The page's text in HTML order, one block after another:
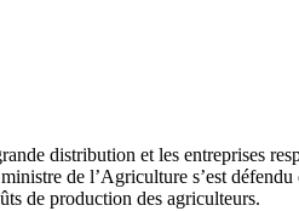
de l’Agriculture s’est
de production des agriculteurs.